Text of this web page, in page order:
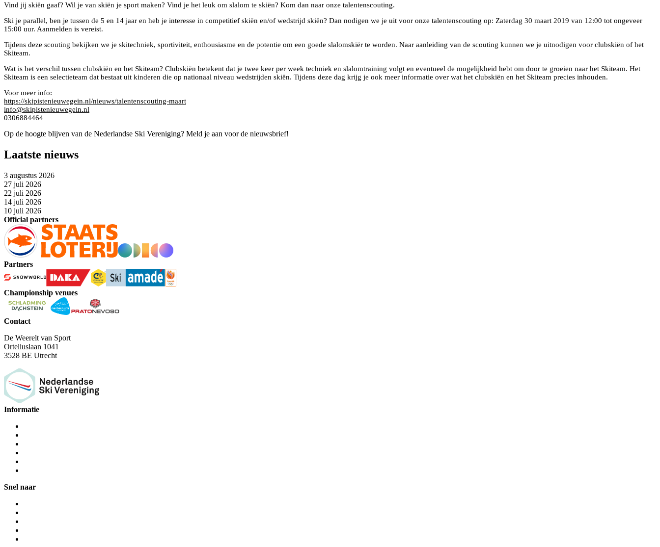
Vind jij skiën gaaf? Wil je van skiën je sport maken? Vind je het leuk om slalom te skiën? Kom dan naar onze talentenscouting.
Ski je parallel, ben je tussen de 5 en 14 jaar en heb je interesse in competitief skiën en/of wedstrijd skiën? Dan nodigen we je uit voor onze talentenscouting op: Zaterdag 30 maart 2019 van 12:00 tot ongeveer
15:00 uur. Aanmelden is vereist.
Tijdens deze scouting bekijken we je skitechniek, sportiviteit, enthousiasme en de potentie om een goede slalomskiër te worden. Naar aanleiding van de scouting kunnen we je uitnodigen voor clubskiën of het
Skiteam.
Wat is het verschil tussen clubskiën en het Skiteam? Clubskiën betekent dat je twee keer per week techniek en slalomtraining volgt en eventueel de mogelijkheid hebt om door te groeien naar het Skiteam. Het
Skiteam is een selectieteam dat bestaat uit kinderen die op nationaal niveau wedstrijden skiën. Tijdens deze dag krijg je ook meer informatie over wat het clubskiën en het Skiteam precies inhouden.
Voor meer info:
https://skipistenieuwegein.nl/nieuws/talentenscouting-maart
info@skipistenieuwegein.nl
0306884464
Op de hoogte blijven van de Nederlandse Ski Vereniging? Meld je aan voor de nieuwsbrief!
Laatste nieuws
3 augustus 2026
27 juli 2026
22 juli 2026
14 juli 2026
10 juli 2026
Official partners
Partners
Championship venues
Contact
De Weerelt van Sport
Orteliuslaan 1041
3528 BE Utrecht
Informatie
Snel naar